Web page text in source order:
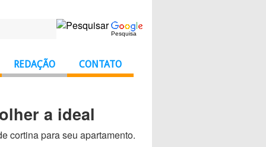
Pesquisa
REDAÇÃO CONTATO
a ideal
cortina para seu apartamento.